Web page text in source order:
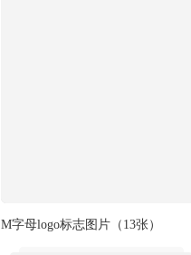
M字母logo标志图片 （13张）